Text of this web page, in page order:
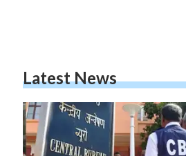
Latest News